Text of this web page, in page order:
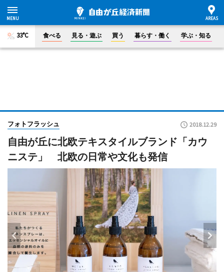
33°C 食べる 見る・遊ぶ 買う 暮らす・働く 学ぶ・知る
フォトフラッシュ 2018.12.29
自由が丘に北欧テキスタイルブランド「カウ
ニステ」 北欧の日常や文化も発信